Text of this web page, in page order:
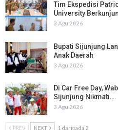
Tim Ekspedisi
University
3 Agu 2026
Bupati Sijunjung
Anak Daerah
3 Agu 2026
Di Car Free Day,
Sijunjung Nikmati…
3 Agu 2026
PREV NEXT 1 daripada 2